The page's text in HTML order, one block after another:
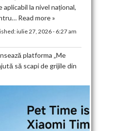
la nivel național,
Read more »
iulie 27, 2026 - 6:27 am
platforma „Me
să scapi de grijile din